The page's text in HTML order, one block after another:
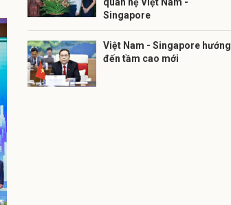
Singapore
Việt Nam - Singapore hướng
đến tầm cao mới